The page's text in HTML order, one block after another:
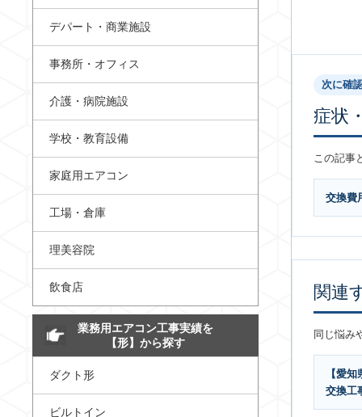
次に確
症状
この記事
交換費
関連
同じ悩み
【愛
交換工
デパート・商業施設
事務所・オフィス
介護・病院施設
学校・教育設備
家庭用エアコン
工場・倉庫
理美容院
飲食店
業務用エアコン工事実績を
【形】から探す
ダクト形
ビルトイン